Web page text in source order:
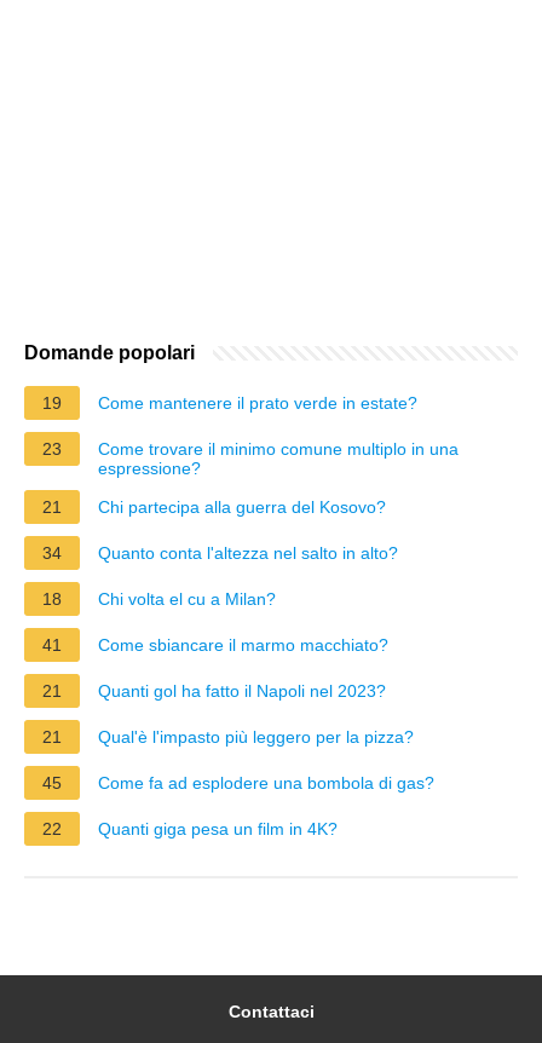
Domande popolari
19 Come mantenere il prato verde in estate?
23
Come trovare il minimo comune multiplo in una
espressione?
21
Chi partecipa alla guerra del Kosovo?
34 Quanto conta l'altezza nel salto in alto?
18 Chi volta el cu a Milan?
41 Come sbiancare il marmo macchiato?
21 Quanti gol ha fatto il Napoli nel 2023?
21 Qual'è l'impasto più leggero per la pizza?
45 Come fa ad esplodere una bombola di gas?
22 Quanti giga pesa un film in 4K?
Contattaci